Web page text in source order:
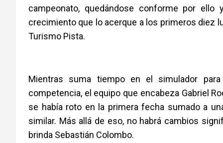
campeonato, quedándose conforme por
crecimiento que lo acerque a los primeros diez
Turismo Pista.
Mientras suma tiempo en el simulador
competencia, el equipo que encabeza Gabriel
se había roto en la primera fecha sumado a
similar. Más allá de eso, no habrá cambios
brinda Sebastián Colombo.